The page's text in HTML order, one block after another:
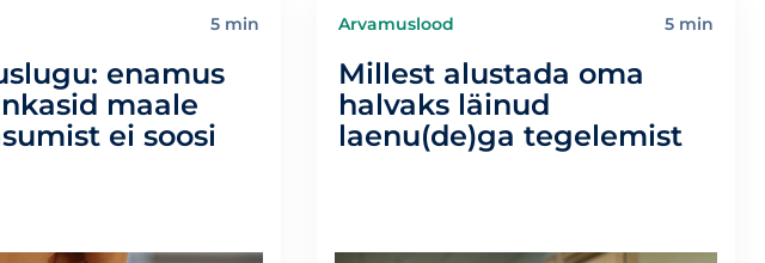
5 min
enamus
maale
ei soosi
Arvamuslood 5 min
Millest alustada oma
halvaks läinud
laenu(de)ga tegelemist